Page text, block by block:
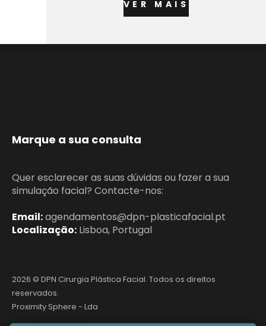
VER MAIS
Marque a sua consulta
Quer esclarecer as suas dúvidas ou fazer a sua
simulação facial? Contacte-nos:
Email:agendamentos@dpn-plasticafacial.pt
Localização: Lisboa, Portugal
2026 © DPN Cirurgia Plástica Facial. Todos os direitos
reservados.
Proximity Sphere - Lda